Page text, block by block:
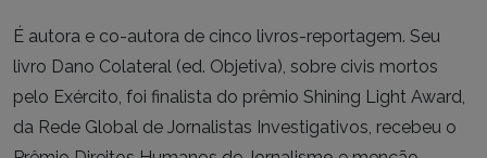
É autora e co-autora de cinco livros-reportagem. Seu
livro Dano Colateral (ed. Objetiva), sobre civis mortos
pelo Exército, foi finalista do prêmio Shining Light Award,
da Rede Global de Jornalistas Investigativos, recebeu o